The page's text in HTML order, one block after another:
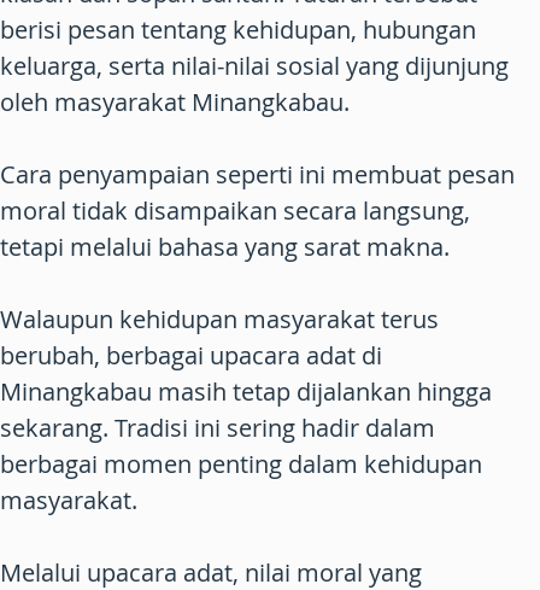
berisi pesan tentang kehidupan, hubungan
keluarga, serta nilai-nilai sosial yang dijunjung
oleh masyarakat Minangkabau.
Cara penyampaian seperti ini membuat pesan
moral tidak disampaikan secara langsung,
tetapi melalui bahasa yang sarat makna.
Walaupun kehidupan masyarakat terus
berubah, berbagai upacara adat di
Minangkabau masih tetap dijalankan hingga
sekarang. Tradisi ini sering hadir dalam
berbagai momen penting dalam kehidupan
masyarakat.
Melalui upacara adat, nilai moral yang